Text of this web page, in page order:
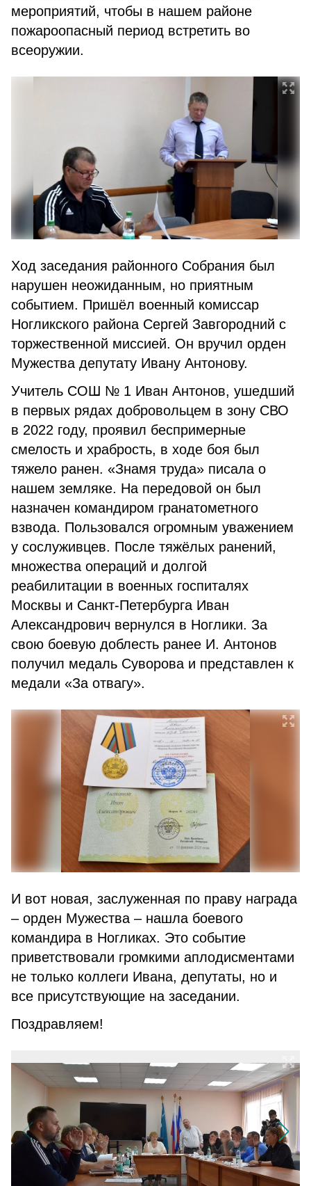
мероприятий, чтобы в нашем районе
пожароопасный период встретить во
всеоружии.
Ход заседания районного Собрания был
нарушен неожиданным, но приятным
событием. Пришёл военный комиссар
Ногликского района Сергей Завгородний с
торжественной миссией. Он вручил орден
Мужества депутату Ивану Антонову.
Учитель СОШ № 1 Иван Антонов, ушедший
в первых рядах добровольцем в зону СВО
в 2022 году, проявил беспримерные
смелость и храбрость, в ходе боя был
тяжело ранен. «Знамя труда» писала о
нашем земляке. На передовой он был
назначен командиром гранатометного
взвода. Пользовался огромным уважением
у сослуживцев. После тяжёлых ранений,
множества операций и долгой
реабилитации в военных госпиталях
Москвы и Санкт-Петербурга Иван
Александрович вернулся в Ноглики. За
свою боевую доблесть ранее И. Антонов
получил медаль Суворова и представлен к
медали «За отвагу».
И вот новая, заслуженная по праву награда
– орден Мужества – нашла боевого
командира в Ногликах. Это событие
приветствовали громкими аплодисментами
не только коллеги Ивана, депутаты, но и
все присутствующие на заседании.
Поздравляем!